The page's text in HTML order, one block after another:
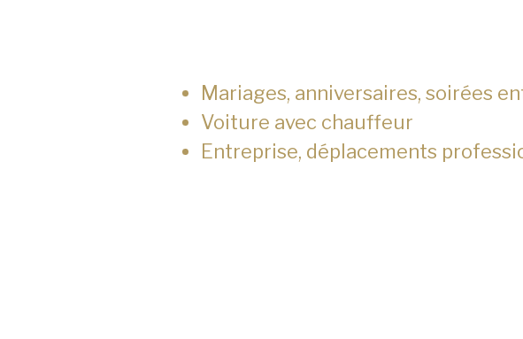
Mariages, anniversaires, soirées
Voiture avec chauffeur
Entreprise, déplacements